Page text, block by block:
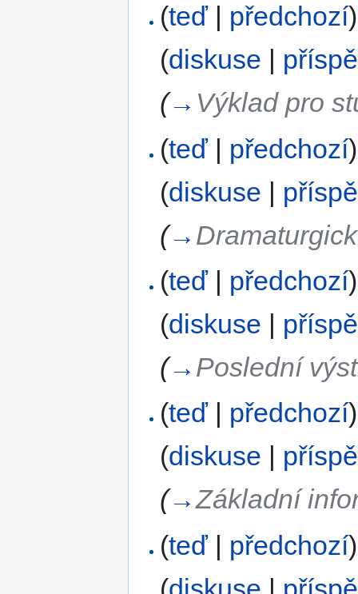
(teď| předchozí)
(diskuse |
(→ Výklad pro
(teď| předchozí)
(diskuse |
(→
(teď| předchozí)
(diskuse |
(→ Poslední
(teď| předchozí)
(diskuse
(→Základní
(teď| předchozí)